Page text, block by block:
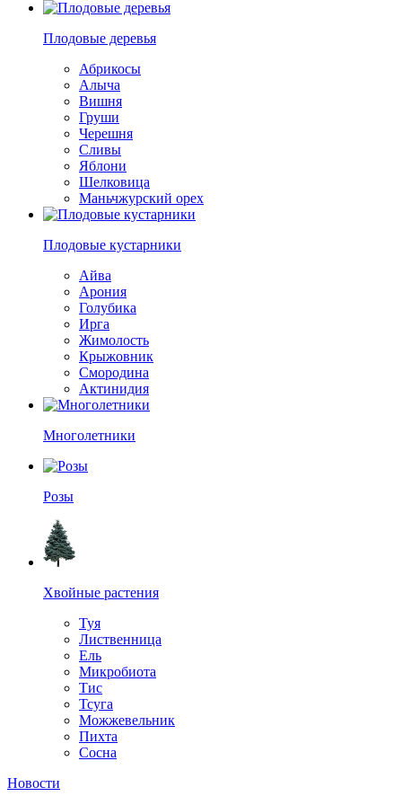
Плодовые деревья
Абрикосы
Алыча
Вишня
Груши
Черешня
Сливы
Яблони
Шелковица
Маньчжурский орех
Плодовые кустарники
Айва
Арония
Голубика
Ирга
Жимолость
Крыжовник
Смородина
Актинидия
Многолетники
Розы
Хвойные растения
Туя
Лиственница
Ель
Микробиота
Тис
Тсуга
Можжевельник
Пихта
Сосна
Новости